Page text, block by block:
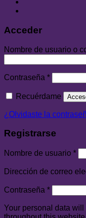
Acceder
Nombre de usuario o
Contraseña *
Recuérdame
¿Olvidaste la
Registrarse
Nombre de usuario *
Dirección de correo
Contraseña *
Your personal data